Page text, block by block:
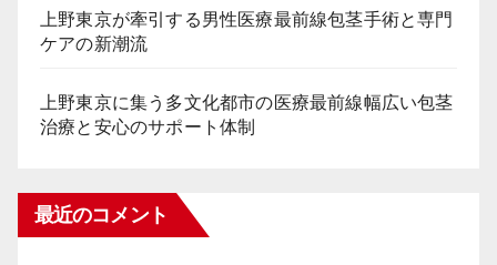
上野東京が牽引する男性医療最前線包茎手術と専門
ケアの新潮流
上野東京に集う多文化都市の医療最前線幅広い包茎
治療と安心のサポート体制
最近のコメント